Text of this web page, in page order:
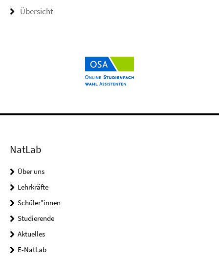
Übersicht
NatLab
Über uns
Lehrkräfte
Schüler*innen
Studierende
Aktuelles
E-NatLab